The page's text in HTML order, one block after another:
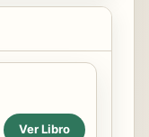
Ver Libro